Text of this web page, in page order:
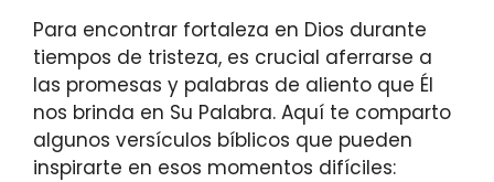
Para encontrar fortaleza en Dios durante
tiempos de tristeza, es crucial aferrarse a
las promesas y palabras de aliento que Él
nos brinda en Su Palabra. Aquí te comparto
algunos versículos bíblicos que pueden
inspirarte en esos momentos difíciles: